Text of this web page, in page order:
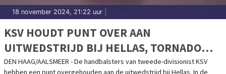
18 november 2024, 21:22 uur
KSV HOUDT PUNT OVER AAN
UITWEDSTRIJD BIJ HELLAS, TORNADO
BLIJFT WINNEN
DEN HAAG/AALSMEER - De handbalsters van tweede-divisionist KSV
hebben een punt overgehouden aan de uitwedstrijd bij Hellas. In de